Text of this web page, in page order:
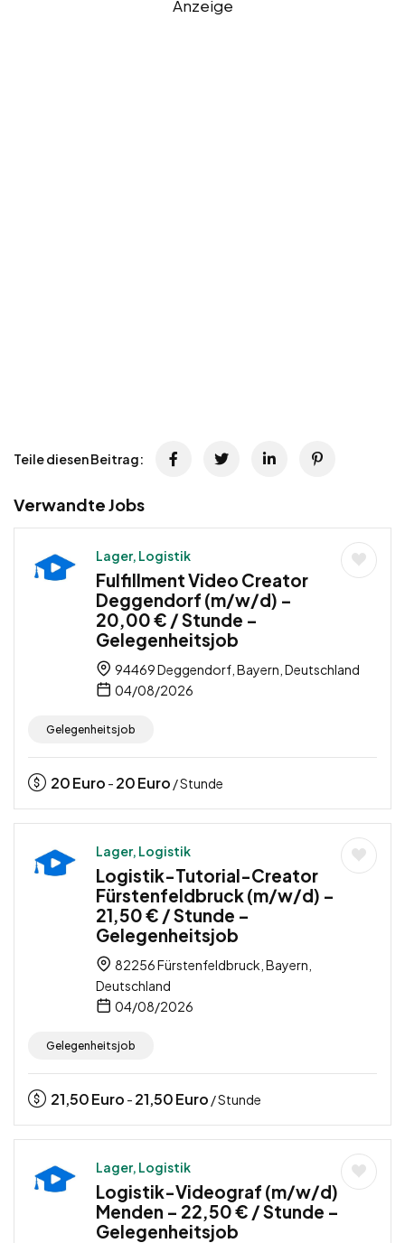
Anzeige
Teile diesen Beitrag:
Verwandte Jobs
Lager, Logistik
Fulfillment Video Creator
Deggendorf (m/w/d) –
20,00 € / Stunde –
Gelegenheitsjob
94469 Deggendorf, Bayern, Deutschland
04/08/2026
Gelegenheitsjob
20Euro - 20Euro / Stunde
Lager, Logistik
Logistik-Tutorial-Creator
Fürstenfeldbruck (m/w/d) –
21,50 € / Stunde –
Gelegenheitsjob
82256 Fürstenfeldbruck, Bayern,
Deutschland
04/08/2026
Gelegenheitsjob
21,50Euro - 21,50Euro / Stunde
Lager, Logistik
Logistik-Videograf (m/w/d)
Menden – 22,50 € / Stunde –
Gelegenheitsjob